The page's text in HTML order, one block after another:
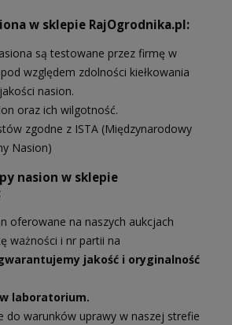
w sklepie RajOgrodnika.pl:
są testowane przez firmę w
względem zdolności kiełkowania
nasion.
oraz ich wilgotność.
zgodne z ISTA (Międzynarodowy
Nasion)
nasion w sklepie
oferowane na naszych aukcjach
ważności i nr partii na
jakość i oryginalność
laboratorium.
do warunków uprawy w naszej strefie